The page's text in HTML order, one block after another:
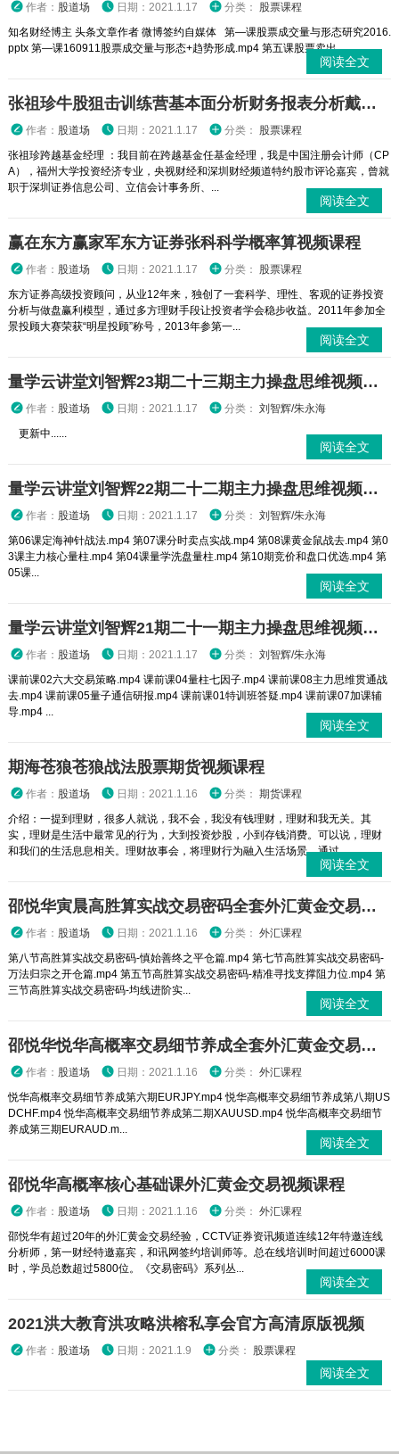
作者： 股道场 日期：2021.1.17 分类： 股票课程
知名财经博主 头条文章作者 微博签约自媒体 第—课股票成交量与形态研究2016.
pptx 第—课160911股票成交量与形态+趋势形成.mp4 第五课股票卖出...
阅读全文
张祖珍牛股狙击训练营基本面分析财务报表分析戴维斯双击股票视频ppt
作者： 股道场 日期：2021.1.17 分类： 股票课程
张祖珍跨越基金经理 ：我目前在跨越基金任基金经理，我是中国注册会计师（CP
A），福州大学投资经济专业，央视财经和深圳财经频道特约股市评论嘉宾，曾就
职于深圳证券信息公司、立信会计事务所、...
阅读全文
赢在东方赢家军东方证券张科科学概率算视频课程
作者： 股道场 日期：2021.1.17 分类： 股票课程
东方证券高级投资顾问，从业12年来，独创了一套科学、理性、客观的证券投资
分析与做盘赢利模型，通过多方理财手段让投资者学会稳步收益。2011年参加全
景投顾大赛荣获“明星投顾”称号，2013年参第一...
阅读全文
量学云讲堂刘智辉23期二十三期主力操盘思维视频课程
作者： 股道场 日期：2021.1.17 分类： 刘智辉/朱永海
更新中......
阅读全文
量学云讲堂刘智辉22期二十二期主力操盘思维视频课程
作者： 股道场 日期：2021.1.17 分类： 刘智辉/朱永海
第06课定海神针战法.mp4 第07课分时卖点实战.mp4 第08课黄金鼠战去.mp4 第0
3课主力核心量柱.mp4 第04课量学洗盘量柱.mp4 第10期竞价和盘口优选.mp4 第
05课...
阅读全文
量学云讲堂刘智辉21期二十一期主力操盘思维视频课程
作者： 股道场 日期：2021.1.17 分类： 刘智辉/朱永海
课前课02六大交易策略.mp4 课前课04量柱七因子.mp4 课前课08主力思维贯通战
去.mp4 课前课05量子通信研报.mp4 课前课01特训班答疑.mp4 课前课07加课辅
导.mp4 ...
阅读全文
期海苍狼苍狼战法股票期货视频课程
作者： 股道场 日期：2021.1.16 分类： 期货课程
介绍：一提到理财，很多人就说，我不会，我没有钱理财，理财和我无关。其
实，理财是生活中最常见的行为，大到投资炒股，小到存钱消费。可以说，理财
和我们的生活息息相关。理财故事会，将理财行为融入生活场景，通过...
阅读全文
邵悦华寅晨高胜算实战交易密码全套外汇黄金交易视频课程
作者： 股道场 日期：2021.1.16 分类： 外汇课程
第八节高胜算实战交易密码-慎始善终之平仓篇.mp4 第七节高胜算实战交易密码-
万法归宗之开仓篇.mp4 第五节高胜算实战交易密码-精准寻找支撑阻力位.mp4 第
三节高胜算实战交易密码-均线进阶实...
阅读全文
邵悦华悦华高概率交易细节养成全套外汇黄金交易视频课程
作者： 股道场 日期：2021.1.16 分类： 外汇课程
悦华高概率交易细节养成第六期EURJPY.mp4 悦华高概率交易细节养成第八期US
DCHF.mp4 悦华高概率交易细节养成第二期XAUUSD.mp4 悦华高概率交易细节
养成第三期EURAUD.m...
阅读全文
邵悦华高概率核心基础课外汇黄金交易视频课程
作者： 股道场 日期：2021.1.16 分类： 外汇课程
邵悦华有超过20年的外汇黄金交易经验，CCTV证券资讯频道连续12年特邀连线
分析师，第一财经特邀嘉宾，和讯网签约培训师等。总在线培训时间超过6000课
时，学员总数超过5800位。《交易密码》系列丛...
阅读全文
2021洪大教育洪攻略洪榕私享会官方高清原版视频
作者： 股道场 日期：2021.1.9 分类： 股票课程
阅读全文